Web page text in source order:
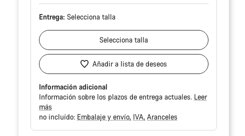
Entrega: Selecciona talla
Selecciona talla
Añadir a lista de deseos
Información adicional
Información sobre los plazos de entrega actuales. Leer
más
no incluído: Embalaje y envío IVA Aranceles